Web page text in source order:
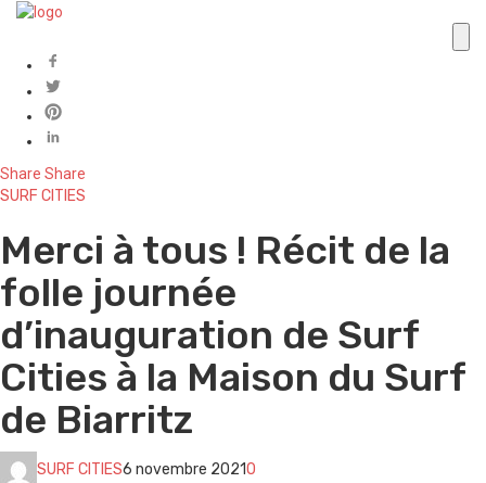
Share Share
SURF CITIES
Merci à tous ! Récit de la
folle journée
d’inauguration de Surf
Cities à la Maison du Surf
de Biarritz
SURF CITIES6 novembre 20210